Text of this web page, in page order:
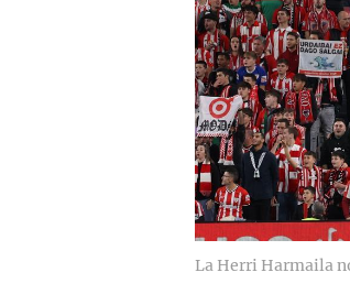
La Herri Harmaila